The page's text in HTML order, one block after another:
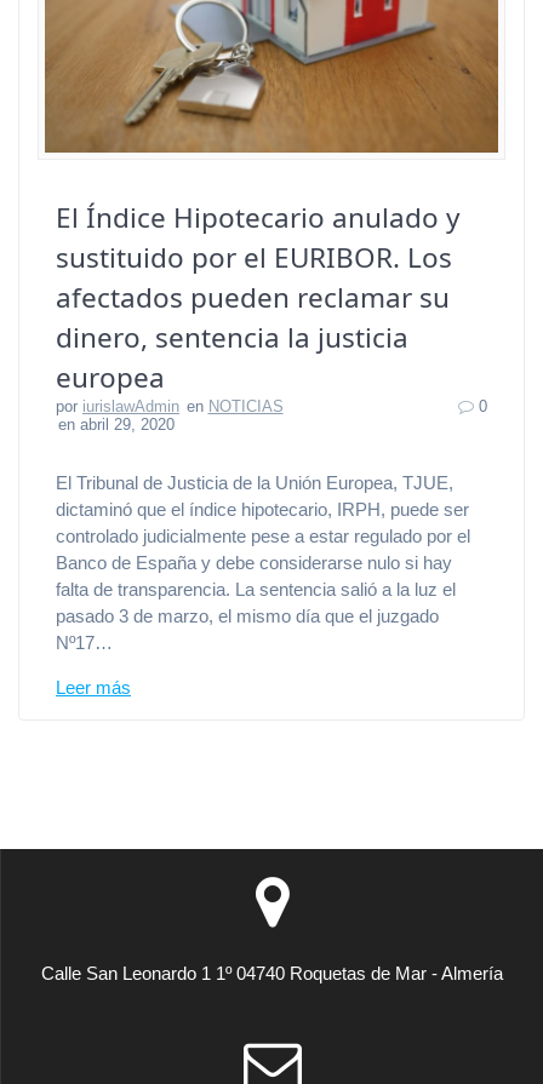
El Índice Hipotecario anulado y
sustituido por el EURIBOR. Los
afectados pueden reclamar su
dinero, sentencia la justicia
europea
por iurislawAdmin en NOTICIAS
en abril 29, 2020
0
El Tribunal de Justicia de la Unión Europea, TJUE,
dictaminó que el índice hipotecario, IRPH, puede ser
controlado judicialmente pese a estar regulado por el
Banco de España y debe considerarse nulo si hay
falta de transparencia. La sentencia salió a la luz el
pasado 3 de marzo, el mismo día que el juzgado
Nº17…
Leer más
Calle San Leonardo 1 1º 04740 Roquetas de Mar - Almería